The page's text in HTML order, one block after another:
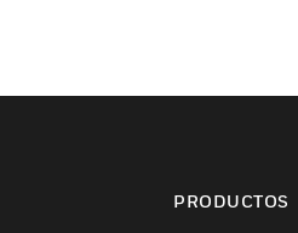
PRODUCTOS